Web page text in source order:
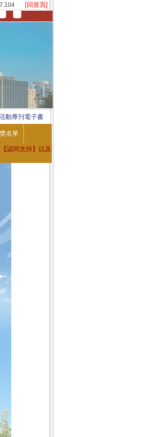
[回首頁]
動專刊電子書
名單
同支持】以及【購屋消費者】唯一【安心信賴